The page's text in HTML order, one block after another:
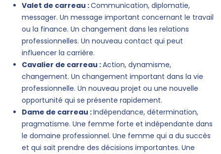
Valet de carreau :Communication, diplomatie,
messager. Un message important concernant le travail
ou la finance. Un changement dans les relations
professionnelles. Un nouveau contact qui peut
influencer la carrière.
Cavalier de carreau :Action, dynamisme,
changement. Un changement important dans la vie
professionnelle. Un nouveau projet ou une nouvelle
opportunité qui se présente rapidement.
Dame de carreau :Indépendance, détermination,
pragmatisme. Une femme forte et indépendante dans
le domaine professionnel. Une femme qui a du succès
et qui sait prendre des décisions importantes. Une